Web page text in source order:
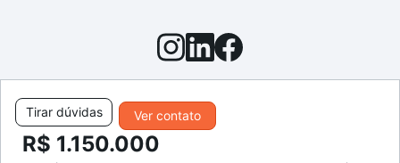
Ver contato
Tirar dúvidas
R$ 1.150.000